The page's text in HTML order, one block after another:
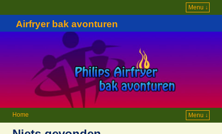
Menu ↓
Airfryer bak avonturen
Home Menu ↓